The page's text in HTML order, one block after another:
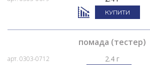
КУПИТИ
помада (тестер)
арт. 0303-0712 2.4 г